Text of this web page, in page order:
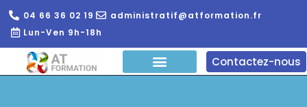
04 66 36 02 19
administratif@atformation.fr
Lun-Ven 9h-18h
Contactez-nous